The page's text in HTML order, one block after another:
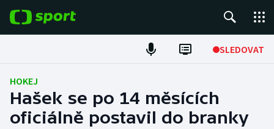
SLEDOVAT
Fotbal
Hokej
HOKEJ
Hašek se po 14 měsících
oficiálně postavil do branky